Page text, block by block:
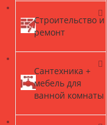
Строительство и
ремонт
Сантехника +
мебель для
ванной комнаты